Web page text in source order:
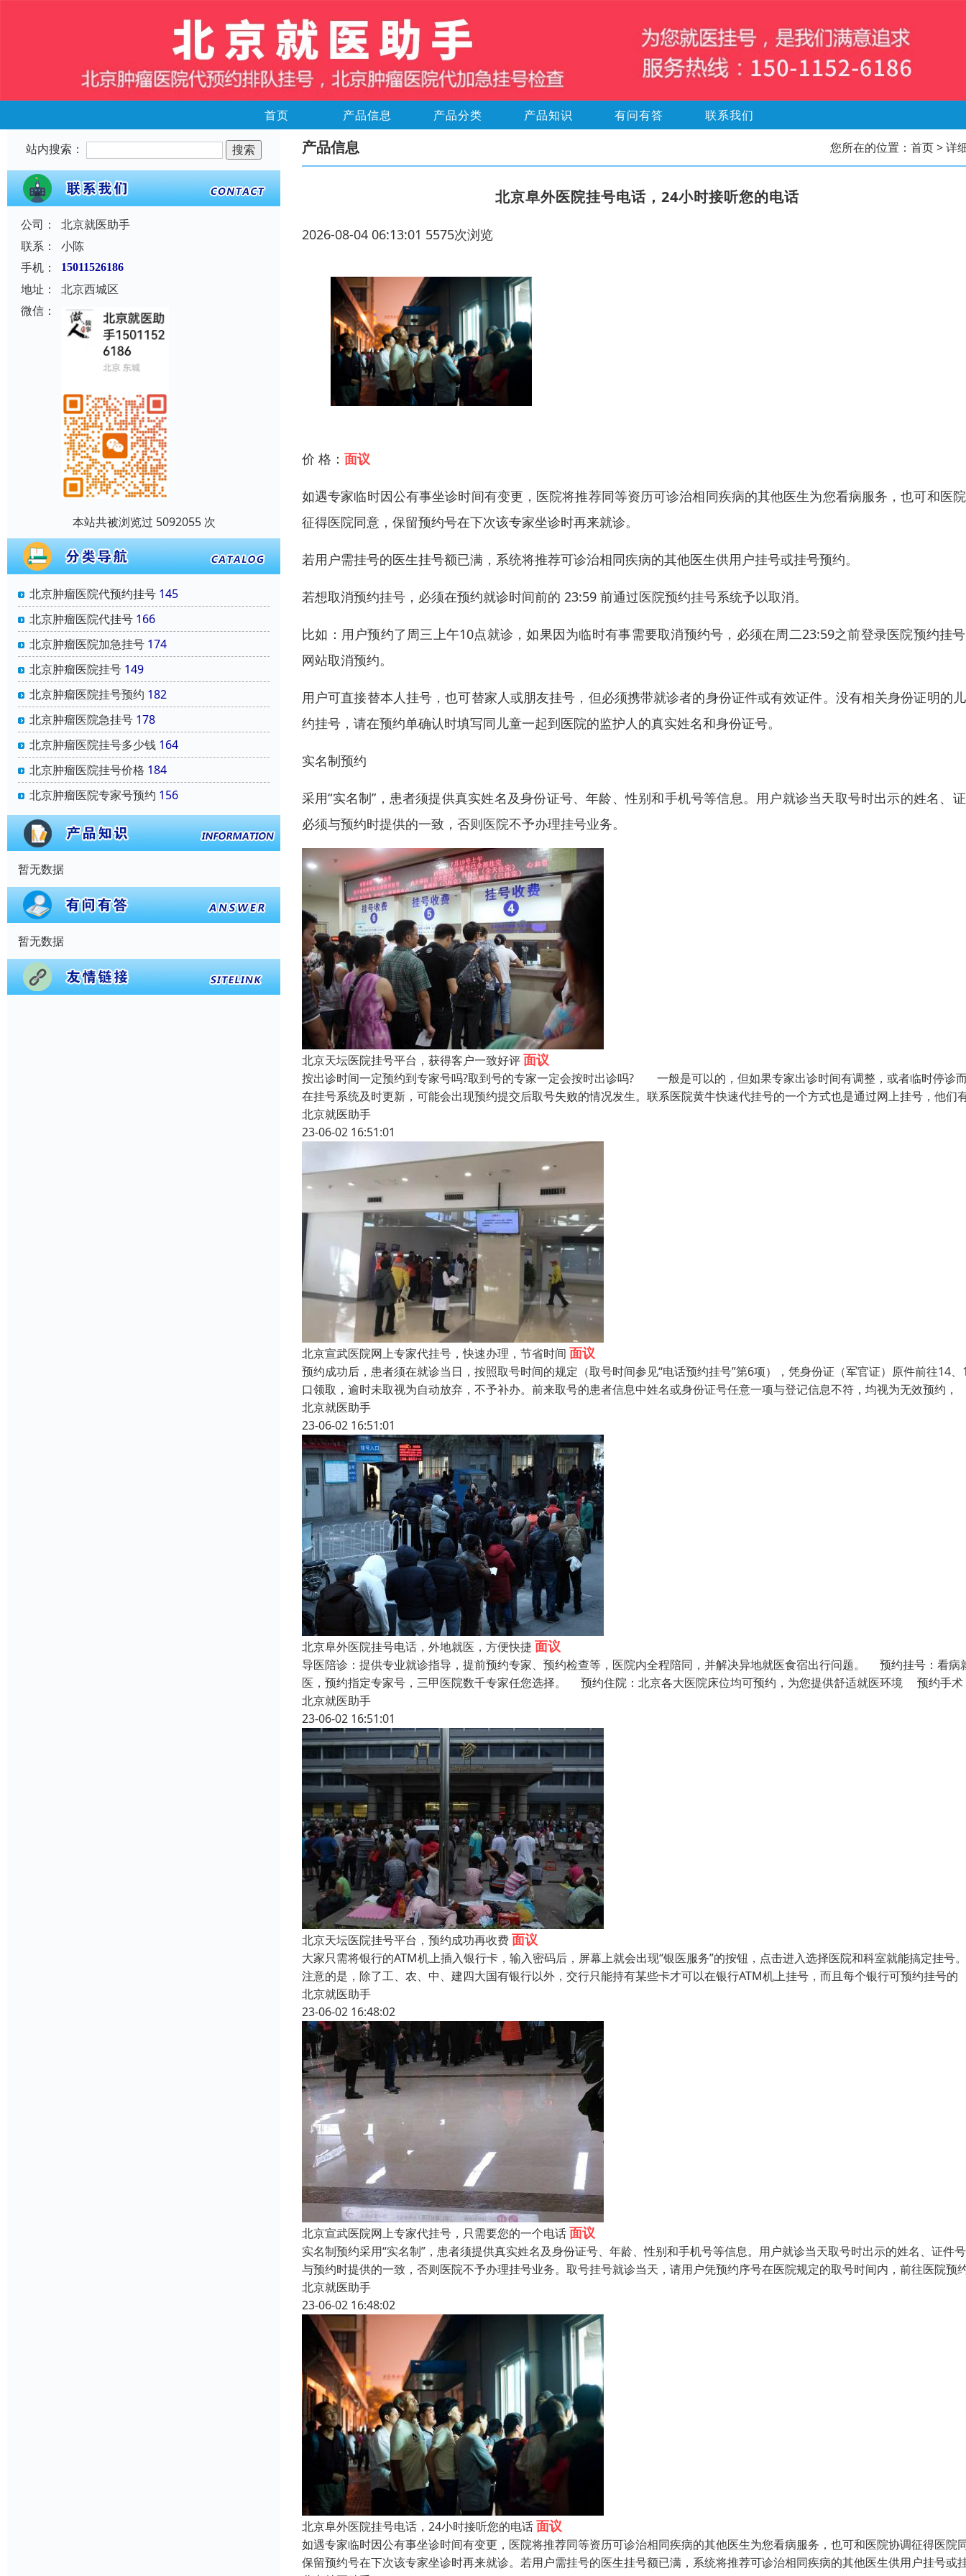
首页 产品信息 产品分类 产品知识 有问有答 联系我们
站内搜索：
公司：
北京就医助手
联系：
小陈
手机：
15011526186
地址：
北京西城区
微信：
本站共被浏览过 5092055 次
北京肿瘤医院代预约挂号 145
北京肿瘤医院代挂号 166
北京肿瘤医院加急挂号 174
北京肿瘤医院挂号 149
北京肿瘤医院挂号预约 182
北京肿瘤医院急挂号 178
北京肿瘤医院挂号多少钱 164
北京肿瘤医院挂号价格 184
北京肿瘤医院专家号预约 156
暂无数据
暂无数据
产品信息 您所在的位置： 首页> 详
北京阜外医院挂号电话，24小时接听您的电话
2026-08-04 06:13:01 5575次浏览
价 格： 面议
如遇专家临时因公有事坐诊时间有变更，医院将推荐同等资历可诊治相同疾病的其他医生为您看病服务，也可和医
征得医院同意，保留预约号在下次该专家坐诊时再来就诊。
若用户需挂号的医生挂号额已满，系统将推荐可诊治相同疾病的其他医生供用户挂号或挂号预约。
若想取消预约挂号，必须在预约就诊时间前的 23:59 前通过医院预约挂号系统予以取消。
比如：用户预约了周三上午10点就诊，如果因为临时有事需要取消预约号，必须在周二23:59之前登录医院预约挂
网站取消预约。
用户可直接替本人挂号，也可替家人或朋友挂号，但必须携带就诊者的身份证件或有效证件。没有相关身份证明的
约挂号，请在预约单确认时填写同儿童一起到医院的监护人的真实姓名和身份证号。
实名制预约
采用“实名制”，患者须提供真实姓名及身份证号、年龄、性别和手机号等信息。用户就诊当天取号时出示的姓名、
必须与预约时提供的一致，否则医院不予办理挂号业务。
北京天坛医院挂号平台，获得客户一致好评面议
按出诊时间一定预约到专家号吗?取到号的专家一定会按时出诊吗? 一般是可以的，但如果专家出诊时间有调整，或者临时停诊
在挂号系统及时更新，可能会出现预约提交后取号失败的情况发生。联系医院黄牛快速代挂号的一个方式也是通过网上挂号，他们
北京就医助手
23-06-02 16:51:01
北京宣武医院网上专家代挂号，快速办理，节省时间 面议
预约成功后，患者须在就诊当日，按照取号时间的规定（取号时间参见“电话预约挂号”第6项），凭身份证（军官证）原件前往14、
口领取，逾时未取视为自动放弃，不予补办。前来取号的患者信息中姓名或身份证号任意一项与登记信息不符，均视为无效预约，
北京就医助手
23-06-02 16:51:01
北京阜外医院挂号电话，外地就医，方便快捷 面议
导医陪诊：提供专业就诊指导，提前预约专家、预约检查等，医院内全程陪同，并解决异地就医食宿出行问题。 预约挂号：看病
医，预约指定专家号，三甲医院数千专家任您选择。 预约住院：北京各大医院床位均可预约，为您提供舒适就医环境 预约手术
北京就医助手
23-06-02 16:51:01
北京天坛医院挂号平台，预约成功再收费面议
大家只需将银行的ATM机上插入银行卡，输入密码后，屏幕上就会出现“银医服务”的按钮，点击进入选择医院和科室就能搞定挂号
注意的是，除了工、农、中、建四大国有银行以外，交行只能持有某些卡才可以在银行ATM机上挂号，而且每个银行可预约挂号的
北京就医助手
23-06-02 16:48:02
北京宣武医院网上专家代挂号，只需要您的一个电话面议
实名制预约采用“实名制”，患者须提供真实姓名及身份证号、年龄、性别和手机号等信息。用户就诊当天取号时出示的姓名、证件
与预约时提供的一致，否则医院不予办理挂号业务。取号挂号就诊当天，请用户凭预约序号在医院规定的取号时间内，前往医院预
北京就医助手
23-06-02 16:48:02
北京阜外医院挂号电话，24小时接听您的电话面议
如遇专家临时因公有事坐诊时间有变更，医院将推荐同等资历可诊治相同疾病的其他医生为您看病服务，也可和医院协调征得医院
保留预约号在下次该专家坐诊时再来就诊。若用户需挂号的医生挂号额已满，系统将推荐可诊治相同疾病的其他医生供用户挂号或